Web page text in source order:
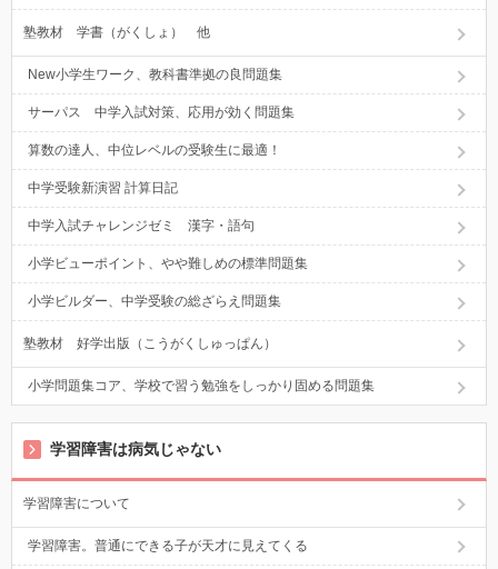
塾教材 学書（がくしょ） 他
New小学生ワーク、教科書準拠の良問題集
サーパス 中学入試対策、応用が効く問題集
算数の達人、中位レベルの受験生に最適！
中学受験新演習 計算日記
中学入試チャレンジゼミ 漢字・語句
小学ビューポイント、やや難しめの標準問題集
小学ビルダー、中学受験の総ざらえ問題集
塾教材 好学出版（こうがくしゅっぱん）
小学問題集コア、学校で習う勉強をしっかり固める問題集
学習障害は病気じゃない
学習障害について
学習障害。普通にできる子が天才に見えてくる